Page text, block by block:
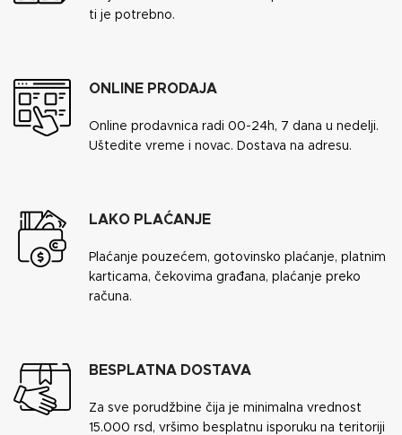
ti je potrebno.
ONLINE PRODAJA
Online prodavnica radi 00-24h, 7 dana u nedelji.
Uštedite vreme i novac. Dostava na adresu.
LAKO PLAĆANJE
Plaćanje pouzećem, gotovinsko plaćanje, platnim
karticama, čekovima građana, plaćanje preko
računa.
BESPLATNA DOSTAVA
Za sve porudžbine čija je minimalna vrednost
15.000 rsd, vršimo besplatnu isporuku na teritoriji